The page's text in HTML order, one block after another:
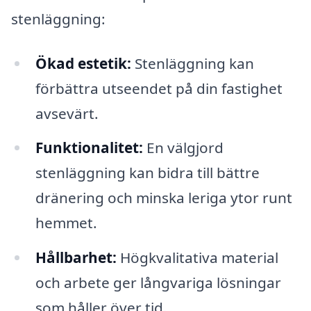
stenläggning:
Ökad estetik: Stenläggning kan
förbättra utseendet på din fastighet
avsevärt.
Funktionalitet: En välgjord
stenläggning kan bidra till bättre
dränering och minska leriga ytor runt
hemmet.
Hållbarhet: Högkvalitativa material
och arbete ger långvariga lösningar